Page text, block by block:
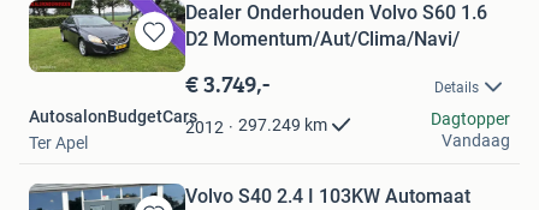
Bewaren
in
Favorieten
Dealer Onderhouden Volvo S60 1.6
D2 Momentum/Aut/Clima/Navi/
€ 3.749,- Details
2012 297.249 km
AutosalonBudgetCars
Ter Apel
Dagtopper
Vandaag
Volvo S40 2.4 I 103KW Automaat